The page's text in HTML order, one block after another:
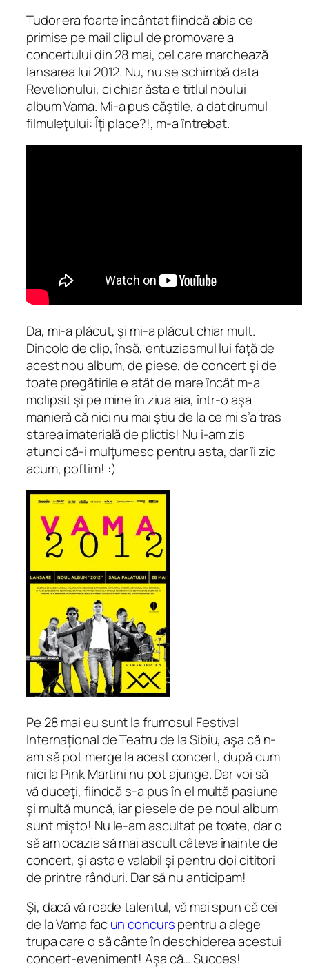
Tudor era foarte încântat fiindcă abia ce
primise pe mail clipul de promovare a
concertului din 28 mai, cel care marchează
lansarea lui 2012. Nu, nu se schimbă data
Revelionului, ci chiar ăsta e titlul noului
album Vama. Mi-a pus căştile, a dat drumul
filmuleţului:Îţi place?!, m-a întrebat.
Da, mi-a plăcut, şi mi-a plăcut chiar mult.
Dincolo de clip, însă, entuziasmul lui faţă de
acest nou album, de piese, de concert şi de
toate pregătirile e atât de mare încât m-a
molipsit şi pe mine în ziua aia, într-o aşa
manieră că nici nu mai ştiu de la ce mi s’a tras
starea imaterială de plictis! Nu i-am zis
atunci că-i mulţumesc pentru asta, dar îi zic
acum, poftim! :)
Pe 28 mai eu sunt la frumosul Festival
Internaţional de Teatru de la Sibiu, aşa că n-
am să pot merge la acest concert, după cum
nici la Pink Martini nu pot ajunge. Dar voi să
vă duceţi, fiindcă s-a pus în el multă pasiune
şi multă muncă, iar piesele de pe noul album
sunt mişto! Nu le-am ascultat pe toate, dar o
să am ocazia să mai ascult câteva înainte de
concert, şi asta e valabil şi pentru doi cititori
de printre rânduri. Dar să nu anticipam!
Şi, dacă vă roade talentul, vă mai spun că cei
de la Vama facun concurspentru a alege
trupa care o să cânte în deschiderea acestui
concert-eveniment! Aşa că… Succes!